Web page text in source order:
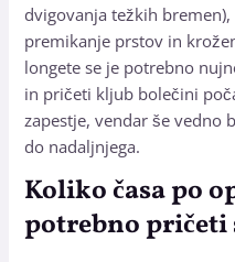
dvigovanja težkih
premikanje prstov in
longete se je potrebno
in pričeti kljub bolečini
zapestje, vendar še vedno
do nadaljnjega.
Koliko časa po
potrebno